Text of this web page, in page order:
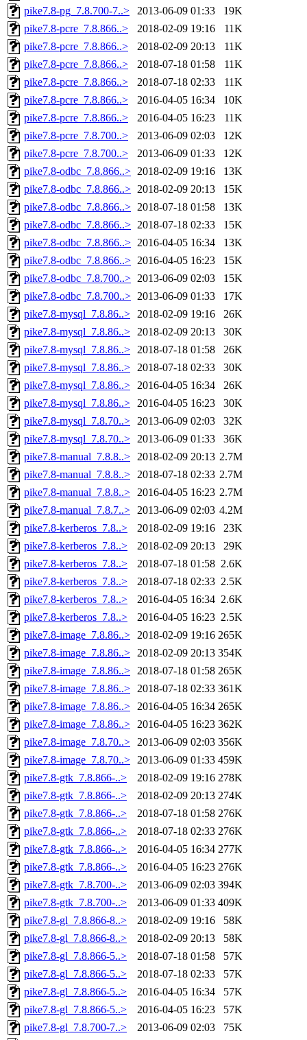
pike7.8-pg_7.8.700-7..>
2013-06-09 01:33
19K
pike7.8-pcre_7.8.866..>
2018-02-09 19:16
11K
pike7.8-pcre_7.8.866..>
2018-02-09 20:13
11K
pike7.8-pcre_7.8.866..>
2018-07-18 01:58
11K
pike7.8-pcre_7.8.866..>
2018-07-18 02:33
11K
pike7.8-pcre_7.8.866..>
2016-04-05 16:34
10K
pike7.8-pcre_7.8.866..>
2016-04-05 16:23
11K
pike7.8-pcre_7.8.700..>
2013-06-09 02:03
12K
pike7.8-pcre_7.8.700..>
2013-06-09 01:33
12K
pike7.8-odbc_7.8.866..> 2018-02-09 19:16
13K
pike7.8-odbc_7.8.866..> 2018-02-09 20:13
15K
pike7.8-odbc_7.8.866..> 2018-07-18 01:58
13K
pike7.8-odbc_7.8.866..> 2018-07-18 02:33
15K
pike7.8-odbc_7.8.866..> 2016-04-05 16:34
13K
pike7.8-odbc_7.8.866..> 2016-04-05 16:23
15K
pike7.8-odbc_7.8.700..> 2013-06-09 02:03
15K
pike7.8-odbc_7.8.700..> 2013-06-09 01:33
17K
pike7.8-mysql_7.8.86..> 2018-02-09 19:16
26K
pike7.8-mysql_7.8.86..> 2018-02-09 20:13
30K
pike7.8-mysql_7.8.86..> 2018-07-18 01:58
26K
pike7.8-mysql_7.8.86..> 2018-07-18 02:33
30K
pike7.8-mysql_7.8.86..> 2016-04-05 16:34
26K
pike7.8-mysql_7.8.86..> 2016-04-05 16:23
30K
pike7.8-mysql_7.8.70..> 2013-06-09 02:03
32K
pike7.8-mysql_7.8.70..> 2013-06-09 01:33
36K
pike7.8-manual_7.8.8..> 2018-02-09 20:13 2.7M
pike7.8-manual_7.8.8..> 2018-07-18 02:33 2.7M
pike7.8-manual_7.8.8..> 2016-04-05 16:23 2.7M
pike7.8-manual_7.8.7..> 2013-06-09 02:03 4.2M
pike7.8-kerberos_7.8..>
2018-02-09 19:16
23K
pike7.8-kerberos_7.8..>
2018-02-09 20:13
29K
pike7.8-kerberos_7.8..>
2018-07-18 01:58 2.6K
pike7.8-kerberos_7.8..>
2018-07-18 02:33 2.5K
pike7.8-kerberos_7.8..>
2016-04-05 16:34 2.6K
pike7.8-kerberos_7.8..>
2016-04-05 16:23 2.5K
pike7.8-image_7.8.86..> 2018-02-09 19:16 265K
pike7.8-image_7.8.86..> 2018-02-09 20:13 354K
pike7.8-image_7.8.86..> 2018-07-18 01:58 265K
pike7.8-image_7.8.86..> 2018-07-18 02:33 361K
pike7.8-image_7.8.86..> 2016-04-05 16:34 265K
pike7.8-image_7.8.86..> 2016-04-05 16:23 362K
pike7.8-image_7.8.70..> 2013-06-09 02:03 356K
pike7.8-image_7.8.70..> 2013-06-09 01:33 459K
pike7.8-gtk_7.8.866-..>
2018-02-09 19:16 278K
pike7.8-gtk_7.8.866-..>
2018-02-09 20:13 274K
pike7.8-gtk_7.8.866-..>
2018-07-18 01:58 276K
pike7.8-gtk_7.8.866-..>
2018-07-18 02:33 276K
pike7.8-gtk_7.8.866-..>
2016-04-05 16:34 277K
pike7.8-gtk_7.8.866-..>
2016-04-05 16:23 276K
pike7.8-gtk_7.8.700-..>
2013-06-09 02:03 394K
pike7.8-gtk_7.8.700-..>
2013-06-09 01:33 409K
pike7.8-gl_7.8.866-8..>
2018-02-09 19:16
58K
pike7.8-gl_7.8.866-8..>
2018-02-09 20:13
58K
pike7.8-gl_7.8.866-5..>
2018-07-18 01:58
57K
pike7.8-gl_7.8.866-5..>
2018-07-18 02:33
57K
pike7.8-gl_7.8.866-5..>
2016-04-05 16:34
57K
pike7.8-gl_7.8.866-5..>
2016-04-05 16:23
57K
pike7.8-gl_7.8.700-7..>
2013-06-09 02:03
75K